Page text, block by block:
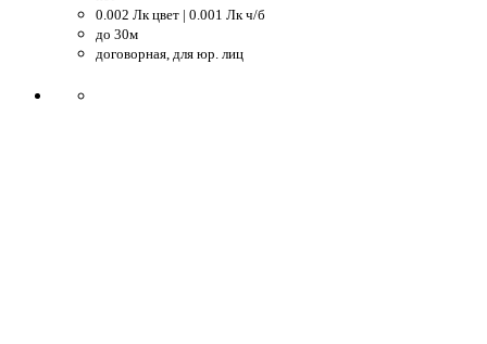
0.002 Лк цвет | 0.001 Лк ч/б
до 30м
договорная, для юр. лиц